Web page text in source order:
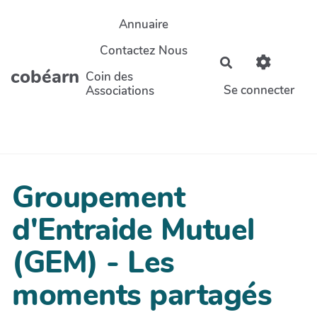
Aller au contenu principal
cobéarn
Annuaire
Contactez Nous
Coin des
Associations
Rechercher
Se connecter
Groupement
d'Entraide Mutuel
(GEM) - Les
moments partagés